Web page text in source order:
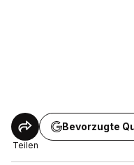
Teilen
Bevorzugte